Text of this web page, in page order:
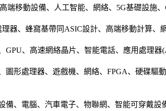
端移動設備、人工智能、網絡、5G基礎設施、
理器、蜂窩基帶同ASIC設計、高端移動計算、
GPU、高速網絡晶片、智能電話、應用處理
圖形處理器、遊戲機、網絡、FPGA、硬碟
備、電腦、汽車電子、物聯網、智能可穿戴設